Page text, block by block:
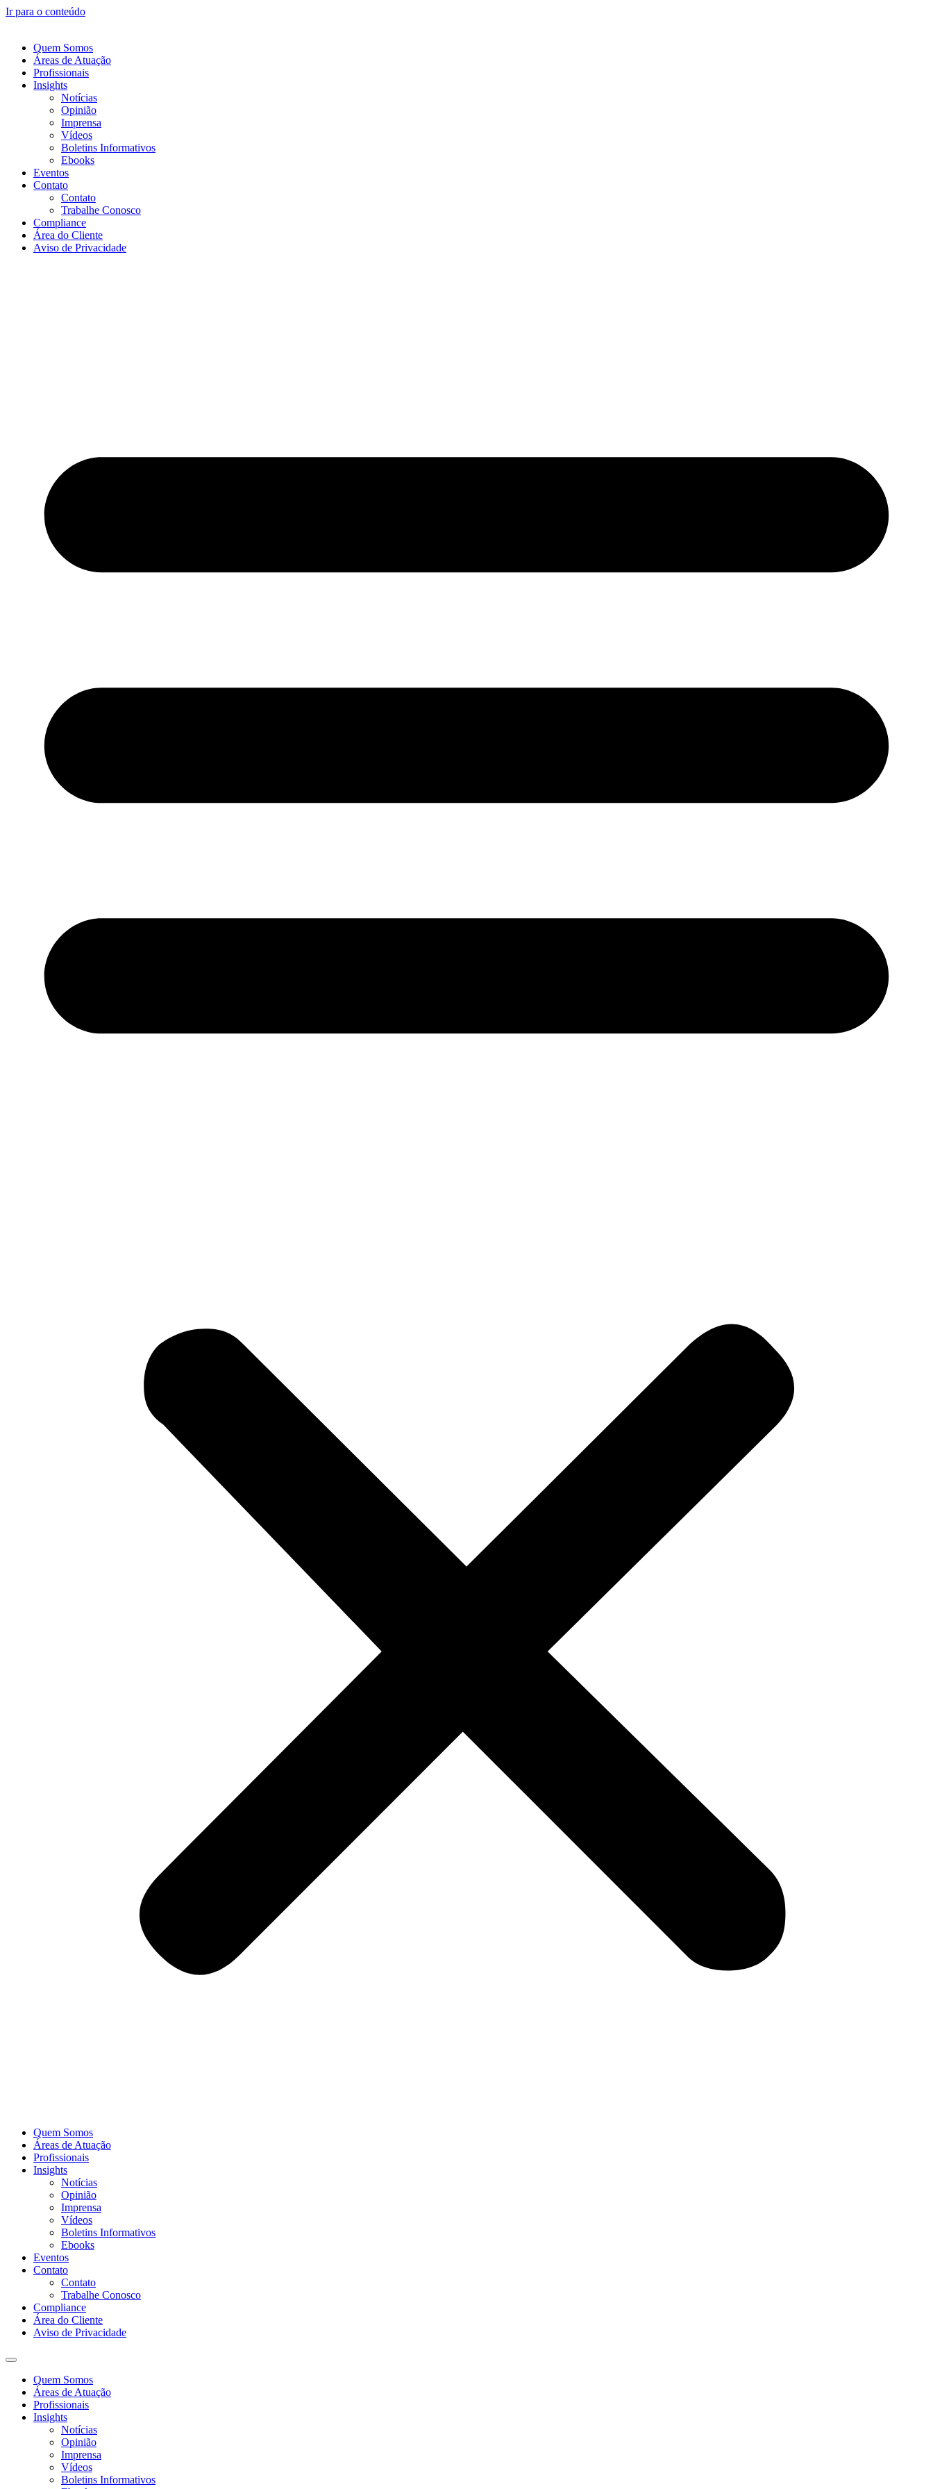
Ir para o conteúdo
Quem Somos
Áreas de Atuação
Profissionais
Insights
Notícias
Opinião
Imprensa
Vídeos
Boletins Informativos
Ebooks
Eventos
Contato
Contato
Trabalhe Conosco
Compliance
Área do Cliente
Aviso de Privacidade
Quem Somos
Áreas de Atuação
Profissionais
Insights
Notícias
Opinião
Imprensa
Vídeos
Boletins Informativos
Ebooks
Eventos
Contato
Contato
Trabalhe Conosco
Compliance
Área do Cliente
Aviso de Privacidade
Quem Somos
Áreas de Atuação
Profissionais
Insights
Notícias
Opinião
Imprensa
Vídeos
Boletins Informativos